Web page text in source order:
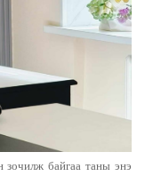
зочилж байгаа таны энэ